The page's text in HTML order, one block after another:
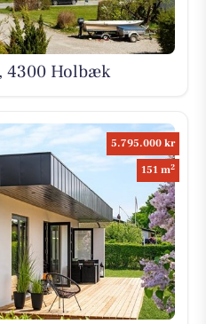
4300 Holbæk
5.795.000 kr
151 m2